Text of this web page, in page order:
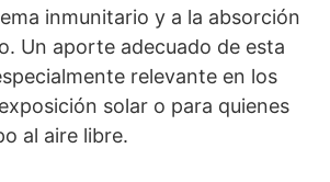
inmunitario y a la absorción
Un aporte adecuado de esta
relevante en los
solar o para quienes
al aire libre.